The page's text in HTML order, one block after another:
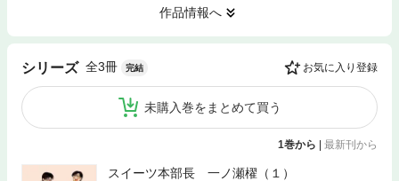
作品情報へ
シリーズ 全3冊 完結 お気に入り登録
未購入巻をまとめて買う
1巻から | 最新刊から
スイーツ本部長 一ノ瀬櫂（１）